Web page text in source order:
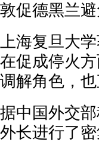
敦促德黑兰避
上海复旦大
在促成停火
调解角色，
据中国外交
外长进行了